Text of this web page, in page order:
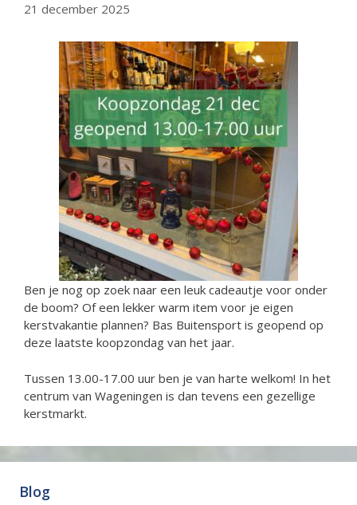
21 december 2025
Ben je nog op zoek naar een leuk cadeautje voor onder
de boom? Of een lekker warm item voor je eigen
kerstvakantie plannen? Bas Buitensport is geopend op
deze laatste koopzondag van het jaar.
Tussen 13.00-17.00 uur ben je van harte welkom! In het
centrum van Wageningen is dan tevens een gezellige
kerstmarkt.
Blog